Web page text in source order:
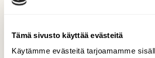
Tämä sivusto käyttää evästeitä
Käytämme evästeitä tarjoamamme